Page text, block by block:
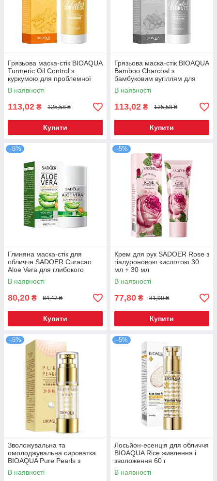
Грязьова маска-стік BIOAQUA
Turmeric Oil Control з
куркумою для проблемної
шкіри 40 г
В наявності
113,02 ₴ 125,58 ₴
Купити
Грязьова маска-стік BIOAQUA
Bamboo Charcoal з
бамбуковим вугіллям для
проблемної шкіри 40 г
В наявності
113,02 ₴ 125,58 ₴
Купити
–5%
Глиняна маска-стік для
обличчя SADOER Curacao
Aloe Vera для глибокого
очищення пор 40 г
В наявності
80,20 ₴ 84,42 ₴
Купити
–5%
Крем для рук SADOER Rose з
гіалуроновою кислотою 30
мл + 30 мл
В наявності
77,80 ₴ 81,90 ₴
Купити
–5%
Зволожувальна та
омолоджувальна сироватка
BIOAQUA Pure Pearls з
натуральною перловою
пудрою 35 г (BQY04185)
В наявності
–5%
Лосьйон-есенція для обличчя
BIOAQUA Rice живлення і
зволоження 60 г
В наявності